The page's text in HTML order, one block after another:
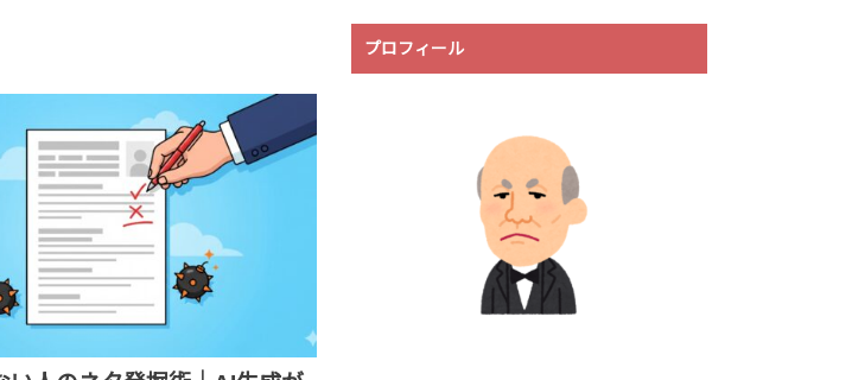
プロフィール